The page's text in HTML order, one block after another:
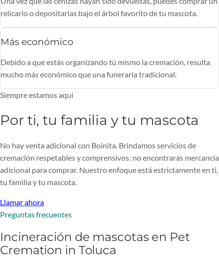
relicario o depositarlas bajo el árbol favorito de tu mascota.
Más económico
Debido a que estás organizando tú mismo la cremación, resulta
mucho más económico que una funeraria tradicional.
Siempre estamos aquí
Por ti, tu familia y tu mascota
No hay venta adicional con Boinita. Brindamos servicios de
cremación respetables y comprensivos: no encontrarás mercancía
adicional para comprar. Nuestro enfoque está estrictamente en ti,
tu familia y tu mascota.
Llamar ahora
Preguntas frecuentes
Incineración de mascotas en Pet
Cremation in Toluca